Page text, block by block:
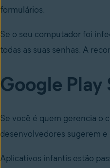
formulários.
Se o seu computador foi
todas as suas senhas. A
Google
Se você é quem gerencia o
desenvolvedores sugerem
Aplicativos infantis estão